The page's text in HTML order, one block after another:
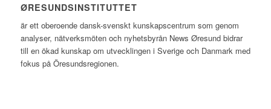
ØRESUNDSINSTITUTTET
är ett oberoende dansk-svenskt kunskapscentrum som genom
analyser, nätverksmöten och nyhetsbyrån News Øresund bidrar
till en ökad kunskap om utvecklingen i Sverige och Danmark med
fokus på Öresundsregionen.